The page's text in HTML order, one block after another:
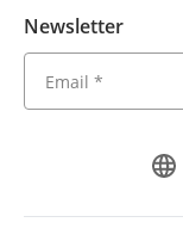
Newsletter